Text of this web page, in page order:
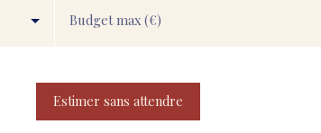
Budget max (€)
Estimer sans attendre